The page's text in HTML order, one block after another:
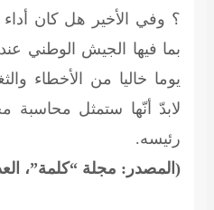
؟ وفي الأخير هل كان أداء
يوما خاليا من الأخطاء
لابدّ أنّها ستمثل محاسبة
رئيسه.
(المصدر: مجلة “كلمة”، العدد 49 – جانفي